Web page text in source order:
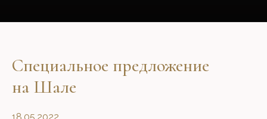
Специальное предложение
на Шале